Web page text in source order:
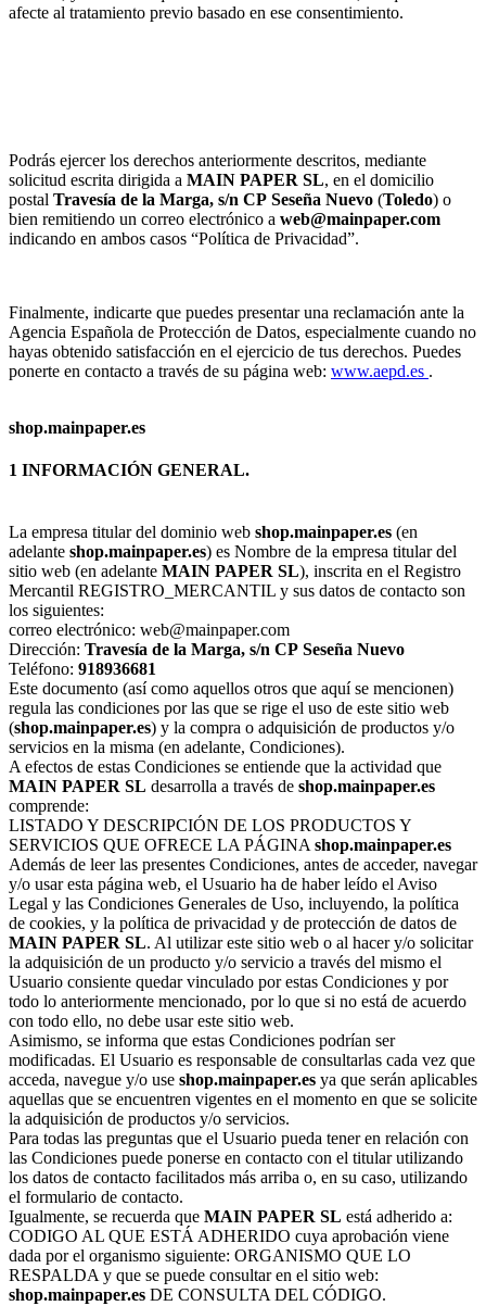
afecte al tratamiento previo basado en ese consentimiento.
Podrás ejercer los derechos anteriormente descritos, mediante
solicitud escrita dirigida a MAIN PAPER SL, en el domicilio
postal Travesía de la Marga, s/n CP Seseña Nuevo (Toledo) o
bien remitiendo un correo electrónico a web@mainpaper.com
indicando en ambos casos “Política de Privacidad”.
Finalmente, indicarte que puedes presentar una reclamación ante la
Agencia Española de Protección de Datos, especialmente cuando no
hayas obtenido satisfacción en el ejercicio de tus derechos. Puedes
ponerte en contacto a través de su página web: www.aepd.es .
shop.mainpaper.es
1 INFORMACIÓN GENERAL.
La empresa titular del dominio web shop.mainpaper.es (en
adelante shop.mainpaper.es) es Nombre de la empresa titular del
sitio web (en adelante MAIN PAPER SL), inscrita en el Registro
Mercantil REGISTRO_MERCANTIL y sus datos de contacto son
los siguientes:
correo electrónico: web@mainpaper.com
Dirección: Travesía de la Marga, s/n CP Seseña Nuevo
Teléfono: 918936681
Este documento (así como aquellos otros que aquí se mencionen)
regula las condiciones por las que se rige el uso de este sitio web
(shop.mainpaper.es) y la compra o adquisición de productos y/o
servicios en la misma (en adelante, Condiciones).
A efectos de estas Condiciones se entiende que la actividad que
MAIN PAPER SL desarrolla a través de shop.mainpaper.es
comprende:
LISTADO Y DESCRIPCIÓN DE LOS PRODUCTOS Y
SERVICIOS QUE OFRECE LA PÁGINA shop.mainpaper.es
Además de leer las presentes Condiciones, antes de acceder, navegar
y/o usar esta página web, el Usuario ha de haber leído el Aviso
Legal y las Condiciones Generales de Uso, incluyendo, la política
de cookies, y la política de privacidad y de protección de datos de
MAIN PAPER SL. Al utilizar este sitio web o al hacer y/o solicitar
la adquisición de un producto y/o servicio a través del mismo el
Usuario consiente quedar vinculado por estas Condiciones y por
todo lo anteriormente mencionado, por lo que si no está de acuerdo
con todo ello, no debe usar este sitio web.
Asimismo, se informa que estas Condiciones podrían ser
modificadas. El Usuario es responsable de consultarlas cada vez que
acceda, navegue y/o use shop.mainpaper.es ya que serán aplicables
aquellas que se encuentren vigentes en el momento en que se solicite
la adquisición de productos y/o servicios.
Para todas las preguntas que el Usuario pueda tener en relación con
las Condiciones puede ponerse en contacto con el titular utilizando
los datos de contacto facilitados más arriba o, en su caso, utilizando
el formulario de contacto.
Igualmente, se recuerda que MAIN PAPER SL está adherido a:
CODIGO AL QUE ESTÁ ADHERIDO cuya aprobación viene
dada por el organismo siguiente: ORGANISMO QUE LO
RESPALDA y que se puede consultar en el sitio web:
shop.mainpaper.es DE CONSULTA DEL CÓDIGO.